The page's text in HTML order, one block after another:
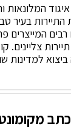
איגוד
התיירות
המייצרים
למדינות
כתב